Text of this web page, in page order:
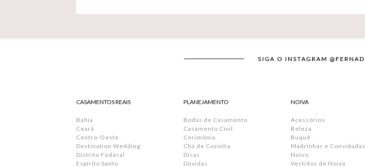
CASAMENTOS REAIS
Bahia
Ceará
Centro-Oeste
Destination Wedding
Distrito Federal
Espírito Santo
PLANEJAMENTO
Bodas de Casamento
Casamento Civil
Cerimônia
Chá de Cozinha
Dicas
Dúvidas
NOIVA
Acessórios
Beleza
Buquê
Madrinhas e Convidadas
Noivo
Vestidos de Noiva